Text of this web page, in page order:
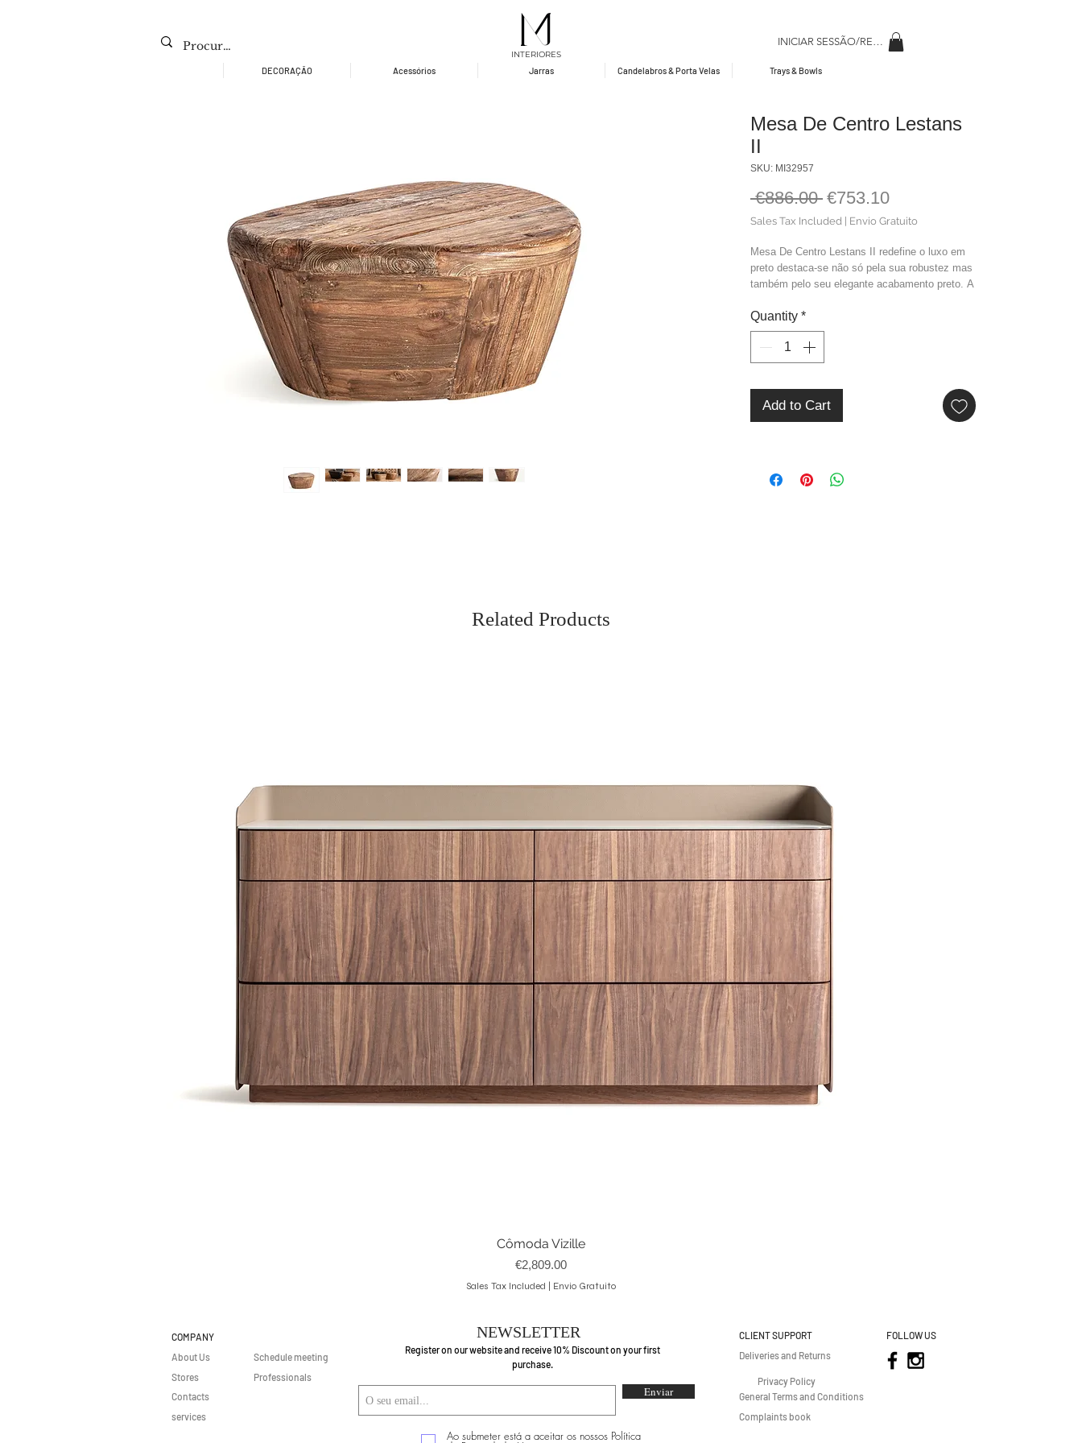
INTERIORES
INICIAR SESSÃO/REGISAR
DECORAÇÃO Acessórios Jarras Candelabros & Porta Velas Trays & Bowls
Mesa De Centro Lestans
II
SKU: MI32957
€886.00 Regular
Price
€753.10Sale
Price
Sales Tax Included Envio Gratuito
Mesa De Centro Lestans II redefine o luxo em
preto destaca-se não só pela sua robustez mas
também pelo seu elegante acabamento preto. A
perfeita para quem busca um móvel que alie
sofisticação e resistência.
Medidas: C.70 x L.60 x A.33 cm
Peso: 23,6 kg
Quantity *
Add to Cart
Related Products
Quick View
Cômoda Vizille
Price
€2,809.00
Sales Tax Included Envio Gratuito
COMPANY
About Us
Stores
Contacts
Schedule meeting
Professionals
services
NEWSLETTER
Register on our website and receive 10% Discount on your first
purchase.
Enviar
Ao submeter está a aceitar os nossos Política
CLIENT SUPPORT
Deliveries and Returns
FOLLOW US
Privacy Policy
General Terms and Conditions
Complaints book